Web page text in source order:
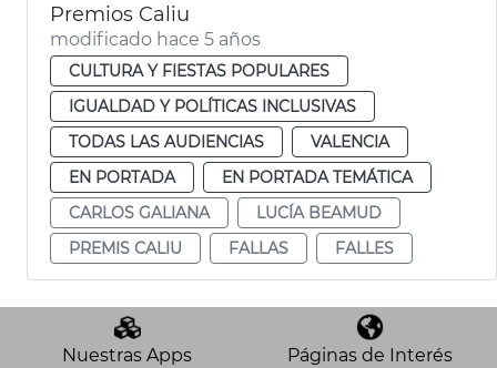
Premios Caliu
modificado hace 5 años
CULTURA Y FIESTAS POPULARES
IGUALDAD Y POLÍTICAS INCLUSIVAS
TODAS LAS AUDIENCIAS
VALENCIA
EN PORTADA
EN PORTADA TEMÁTICA
CARLOS GALIANA
LUCÍA BEAMUD
PREMIS CALIU
FALLAS FALLES
Nuestras Apps Páginas de Interés